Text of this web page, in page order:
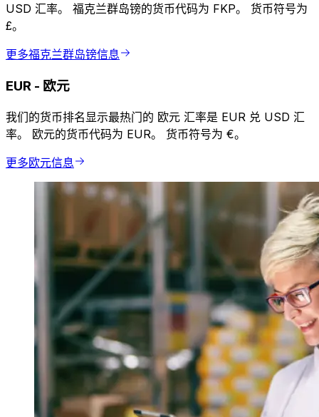
USD 汇率。 福克兰群岛镑的货币代码为 FKP。 货币符号为
£。
更多福克兰群岛镑信息
EUR - 欧元
我们的货币排名显示最热门的 欧元 汇率是 EUR 兑 USD 汇
率。 欧元的货币代码为 EUR。 货币符号为 €。
更多欧元信息